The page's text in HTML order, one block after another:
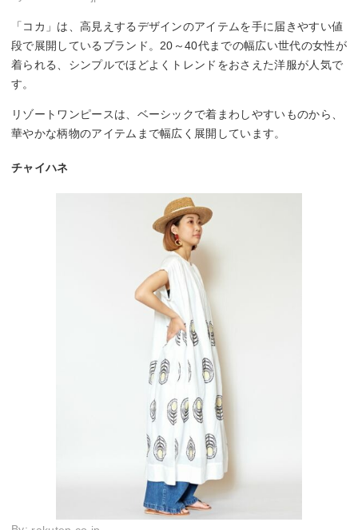
「コカ」は、高見えするデザインのアイテムを手に届きやすい値
段で展開しているブランド。20～40代までの幅広い世代の女性が
着られる、シンプルでほどよくトレンドをおさえた洋服が人気で
す。
リゾートワンピースは、ベーシックで着まわしやすいものから、
華やかな柄物のアイテムまで幅広く展開しています。
チャイハネ